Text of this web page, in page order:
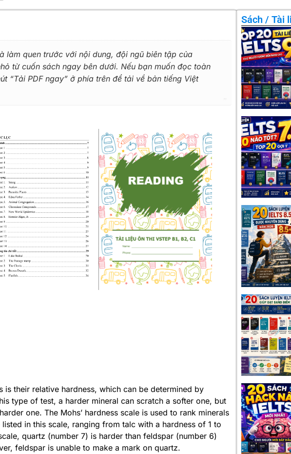
làm quen trước với nội dung, đội ngũ biên tập của
từ cuốn sách ngay bên dưới. Nếu bạn muốn đọc toàn
“Tải PDF ngay” ở phía trên để tải về bản tiếng Việt
their relative hardness, which can be determined by
type of test, a harder mineral can scratch a softer one, but
one. The Mohs’ hardness scale is used to rank minerals
in this scale, ranging from talc with a hardness of 1 to
quartz (number 7) is harder than feldspar (number 6)
feldspar is unable to make a mark on quartz.
Sách / Tài